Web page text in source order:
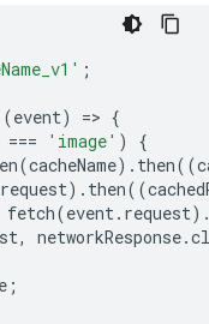
;
(event) => {
=== 'image' )
{
(cacheName). then((
request). then((
fetch(event. request
, networkResponse.
;